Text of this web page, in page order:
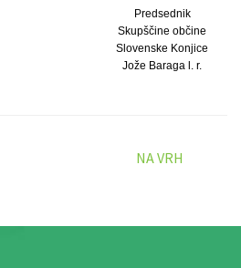
Predsednik
Skupščine občine
Slovenske Konjice
Jože Baraga l. r.
NA VRH